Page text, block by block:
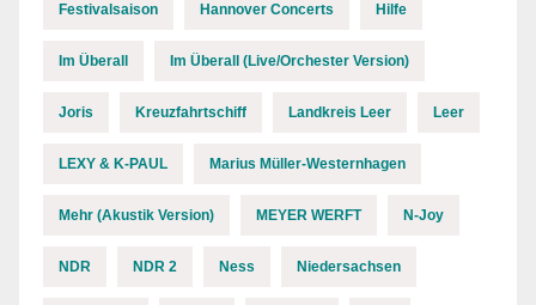
Festivalsaison Hannover Concerts Hilfe
Im Überall Im Überall (Live/Orchester Version)
Joris Kreuzfahrtschiff Landkreis Leer Leer
LEXY & K-PAUL Marius Müller-Westernhagen
Mehr (Akustik Version) MEYER WERFT N-Joy
NDR NDR 2 Ness Niedersachsen